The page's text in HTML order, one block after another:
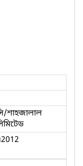
শাহজালাল